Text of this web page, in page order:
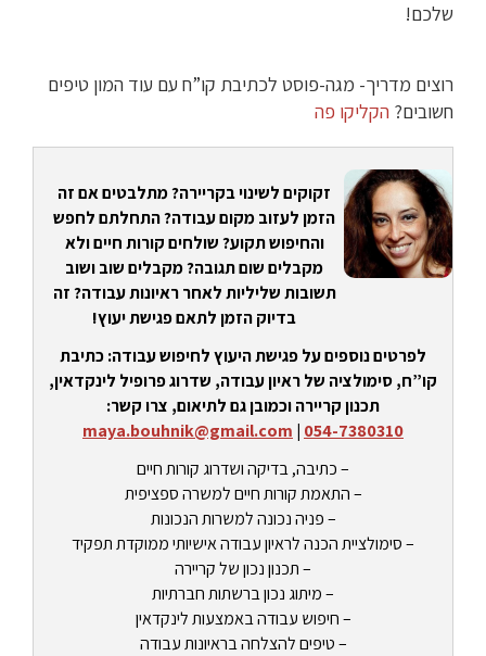
שלכם!
רוצים מדריך- מגה-פוסט לכתיבת קו”ח עם עוד המון טיפים
חשובים? הקליקו פה
זקוקים לשינוי בקריירה? מתלבטים אם זה
הזמן לעזוב מקום עבודה? התחלתם לחפש
והחיפוש תקוע? שולחים קורות חיים ולא
מקבלים שום תגובה? מקבלים שוב ושוב
תשובות שליליות לאחר ראיונות עבודה? זה
בדיוק הזמן לתאם פגישת יעוץ!
לפרטים נוספים על פגישת היעוץ לחיפוש עבודה: כתיבת
קו”ח, סימולציה של ראיון עבודה, שדרוג פרופיל לינקדאין,
תכנון קריירה וכמובן גם לתיאום, צרו קשר:
054-7380310
|
maya.bouhnik@gmail.com
– כתיבה, בדיקה ושדרוג קורות חיים
– התאמת קורות חיים למשרה ספציפית
– פניה נכונה למשרות הנכונות
– סימולציית הכנה לראיון עבודה אישיותי ממוקדת תפקיד
– תכנון נכון של קריירה
– מיתוג נכון ברשתות חברתיות
– חיפוש עבודה באמצעות לינקדאין
– טיפים להצלחה בראיונות עבודה